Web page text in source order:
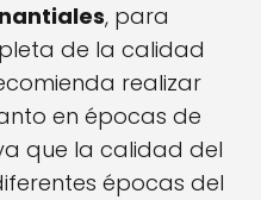
, para
de la calidad
realizar
en épocas de
que la calidad del
épocas del